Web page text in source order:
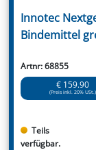
Innotec
Bindemittel
Artnr: 68855
€ 159.90
(Preis inkl. 20% USt.)
Teils
verfügbar.